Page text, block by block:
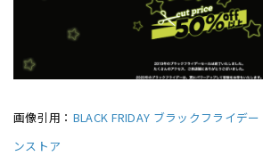
画像引用： BLACK FRIDAY ブラックフライデ
ンストア